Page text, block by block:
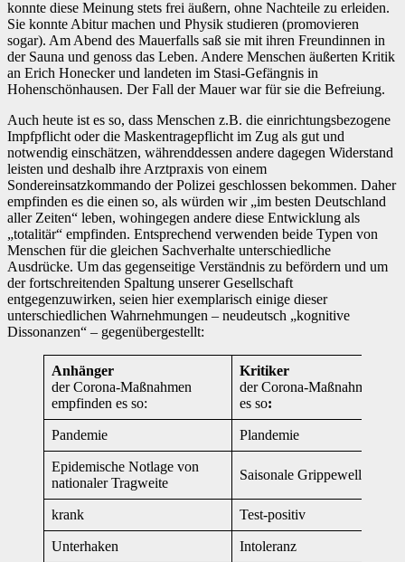
konnte diese Meinung stets frei äußern, ohne Nachteile zu erleiden.
Sie konnte Abitur machen und Physik studieren (promovieren
sogar). Am Abend des Mauerfalls saß sie mit ihren Freundinnen in
der Sauna und genoss das Leben. Andere Menschen äußerten Kritik
an Erich Honecker und landeten im Stasi-Gefängnis in
Hohenschönhausen. Der Fall der Mauer war für sie die Befreiung.
Auch heute ist es so, dass Menschen z.B. die einrichtungsbezogene
Impfpflicht oder die Maskentragepflicht im Zug als gut und
notwendig einschätzen, währenddessen andere dagegen Widerstand
leisten und deshalb ihre Arztpraxis von einem
Sondereinsatzkommando der Polizei geschlossen bekommen. Daher
empfinden es die einen so, als würden wir „im besten Deutschland
aller Zeiten“ leben, wohingegen andere diese Entwicklung als
„totalitär“ empfinden. Entsprechend verwenden beide Typen von
Menschen für die gleichen Sachverhalte unterschiedliche
Ausdrücke. Um das gegenseitige Verständnis zu befördern und um
der fortschreitenden Spaltung unserer Gesellschaft
entgegenzuwirken, seien hier exemplarisch einige dieser
unterschiedlichen Wahrnehmungen – neudeutsch „kognitive
Dissonanzen“ – gegenübergestellt:
Anhänger
der Corona-Maßnahmen
empfinden es so:
Kritiker
der Corona-Maßnahmen
es so:
Pandemie Plandemie
Epidemische Notlage von
nationaler Tragweite
Saisonale Grippewelle
krank Test-positiv
Unterhaken Intoleranz